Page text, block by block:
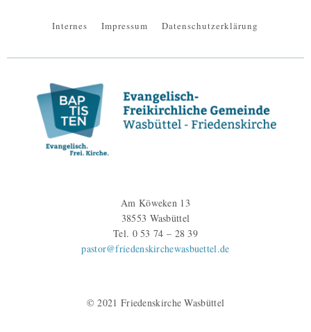
Internes Impressum Datenschutzerklärung
Am Köweken 13
38553 Wasbüttel
Tel. 0 53 74 – 28 39
pastor@friedenskirchewasbuettel.de
© 2021 Friedenskirche Wasbüttel